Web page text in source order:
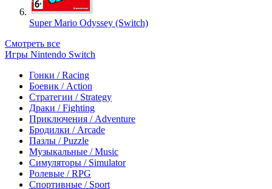
Super Mario Odyssey (Switch)
Смотреть все
Игры Nintendo Switch
Гонки / Racing
Боевик / Action
Стратегии / Strategy
Драки / Fighting
Приключения / Adventure
Бродилки / Arcade
Пазлы / Puzzle
Музыкальные / Music
Симуляторы / Simulator
Ролевые / RPG
Спортивные / Sport